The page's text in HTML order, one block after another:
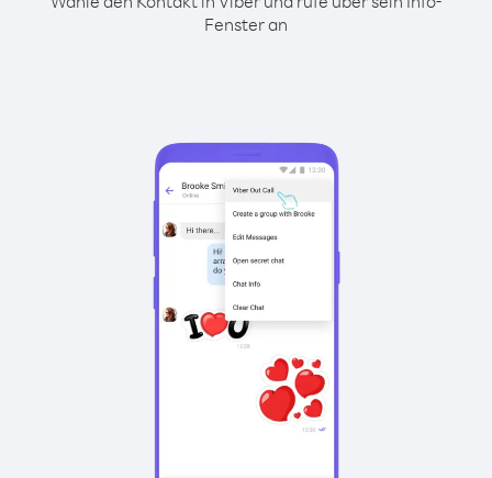
Fenster an